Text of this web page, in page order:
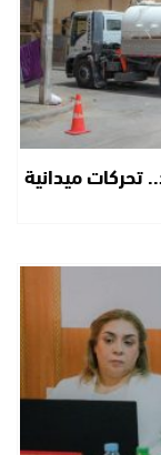
تحركات ميدانية